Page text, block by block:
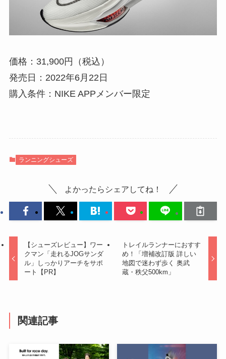
価格：31,900円（税込）
発売日：2022年6月22日
購入条件：NIKE APPメンバー限定
ランニングシューズ
よかったらシェアしてね！
【シューズレビュー】ワー
クマン「走れるJOGサンダ
ル」しっかりアーチをサポ
ート【PR】
トレイルランナーにおすす
め！「増補改訂版 詳しい
地図で迷わず歩く 奥武
蔵・秩父500km」
関連記事